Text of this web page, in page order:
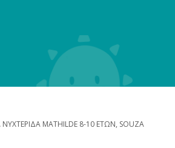
MATHILDE 8-10 ΕΤΏΝ, SOUZA